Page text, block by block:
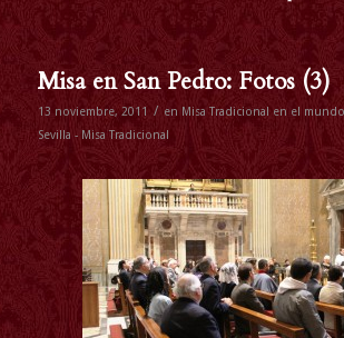
Misa en San Pedro: Fotos (3)
13 noviembre, 2011 / en Misa Tradicional en el mundo
Sevilla - Misa Tradicional